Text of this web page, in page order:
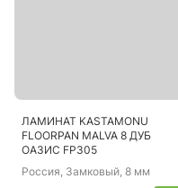
ЛАМИНАТ KASTAMONU
FLOORPAN MALVA 8 ДУБ
ОАЗИС FP305
Россия, Замковый, 8 мм